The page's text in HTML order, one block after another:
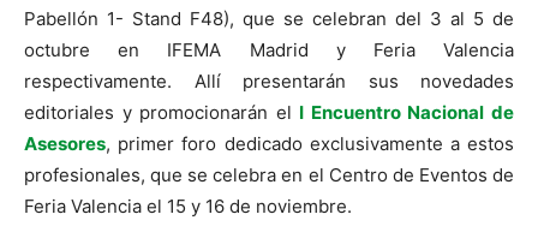
Pabellón 1- Stand F48), que se celebran del 3 al 5 de
octubre en IFEMA Madrid y Feria Valencia
respectivamente. Allí presentarán sus novedades
editoriales y promocionarán el I Encuentro Nacional de
Asesores, primer foro dedicado exclusivamente a estos
profesionales, que se celebra en el Centro de Eventos de
Feria Valencia el 15 y 16 de noviembre.